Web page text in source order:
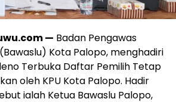
— Badan Pengawas
Kota Palopo, menghadiri
Terbuka Daftar Pemilih Tetap
oleh KPU Kota Palopo. Hadir
ialah Ketua Bawaslu Palopo,